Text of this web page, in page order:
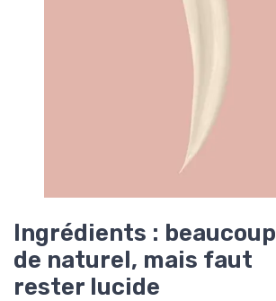
Ingrédients : beaucoup
de naturel, mais faut
rester lucide